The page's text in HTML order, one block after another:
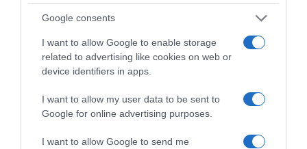
Google consents
I want to allow Google to enable storage
related to advertising like cookies on web or
device identifiers in apps.
I want to allow my user data to be sent to
Google for online advertising purposes.
I want to allow Google to send me
HASONLÓ BEJEGYZÉSEK